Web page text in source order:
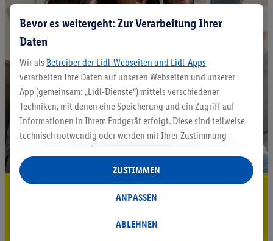
5.95 € Versand sparen³²ᵃ
Bevor es weitergeht: Zur Verarbeitung Ihrer
Daten
Wir als Betreiber der Lidl-Webseiten und Lidl-Apps
verarbeiten Ihre Daten auf unseren Webseiten und unserer
App (gemeinsam: „Lidl-Dienste“) mittels verschiedener
Techniken, mit denen eine Speicherung und ein Zugriff auf
Informationen in Ihrem Endgerät erfolgt. Diese sind teilweise
technisch notwendig oder werden mit Ihrer Zustimmung -
auch durch Partner (u.a.
Verantwortliche; im Zusammenhang mit dem IAB TCF
insgesamt
Statistik-Erstellung oder für personalisierte Werbung
Datenverarbeitungen für personalisierte Werbung werden
ABLEHNEN
ANPASSEN
ZUSTIMMEN